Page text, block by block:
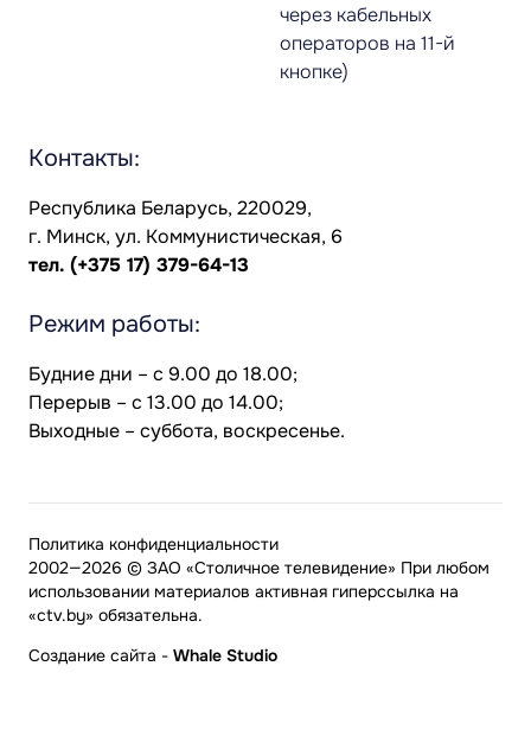
через кабельных
операторов на 11-й
кнопке)
Контакты:
Республика Беларусь, 220029,
г. Минск, ул. Коммунистическая, 6
тел. (+375 17) 379-64-13
Режим работы:
Будние дни – с 9.00 до 18.00;
Перерыв – с 13.00 до 14.00;
Выходные – суббота, воскресенье.
2002—2026 © ЗАО «Столичное телевидение» При любом
использовании материалов активная гиперссылка на
«ctv.by» обязательна.
Политика конфиденциальности
Создание сайта - Whale Studio